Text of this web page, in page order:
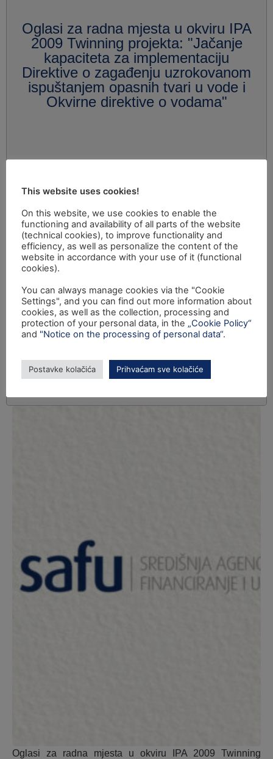
Oglasi za radna mjesta u okviru IPA
2009 Twinning projekta: "Jačanje
kapaciteta za implementaciju
Direktive o zagađenju uzrokovanom
ispuštanjem opasnih tvari u vode i
Okvirne direktive o vodama"
Oglasi za radna mjesta u okviru IPA 2009 Twinning
This website uses cookies!
On this website, we use cookies to enable the
functioning and availability of all parts of the website
(technical cookies), to improve functionality and
efficiency, as well as personalize the content of the
website in accordance with your use of it (functional
cookies).
You can always manage cookies via the "Cookie
Settings", and you can find out more information about
cookies, as well as the collection, processing and
protection of your personal data, in the „Cookie Policy“
and "Notice on the processing of personal data“.
Postavke kolačića Prihvaćam sve kolačiće